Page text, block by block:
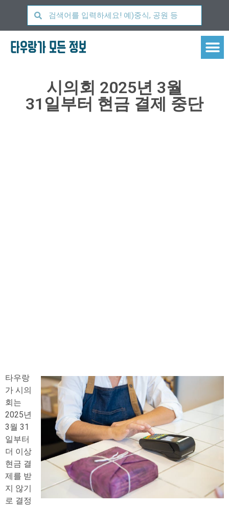
타우랑가 모든 정보
시의회 2025년 3월
31일부터 현금 결제 중단
타우랑
가 시의
회는
2025년
3월 31
일부터
더 이상
현금 결
제를 받
지 않기
로 결정